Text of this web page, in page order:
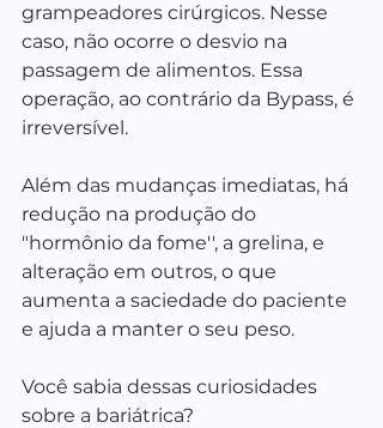
grampeadores cirúrgicos. Nesse
caso, não ocorre o desvio na
passagem de alimentos. Essa
operação, ao contrário da Bypass, é
irreversível.
Além das mudanças imediatas, há
redução na produção do
"hormônio da fome'', a grelina, e
alteração em outros, o que
aumenta a saciedade do paciente
e ajuda a manter o seu peso.
Você sabia dessas curiosidades
sobre a bariátrica?